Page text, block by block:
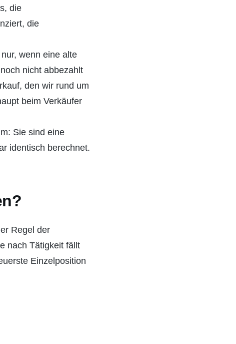
die
die
wenn eine alte
nicht abbezahlt
den wir rund um
beim Verkäufer
Sie sind eine
identisch berechnet.
Regel der
nach Tätigkeit fällt
Einzelposition